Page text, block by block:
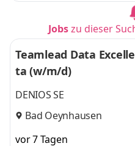
Jobszu dieser
Teamlead Data
ta (w/m/d)
DENIOS SE
Bad Oeynhausen
vor 7 Tagen